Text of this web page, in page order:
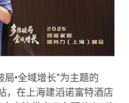
•全域增长”为主题的
，在上海建滔诺富特酒店